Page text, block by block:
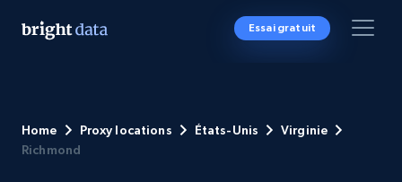
Essai gratuit
Home Proxy locations États-Unis
Virginie
Richmond